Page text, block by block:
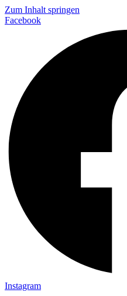
Zum Inhalt springen
Facebook
Instagram